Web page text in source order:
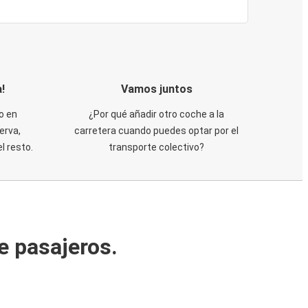
en
resto.
Vamos juntos
¿Por qué añadir otro coche a la
carretera cuando puedes optar por el
transporte colectivo?
pasajeros.